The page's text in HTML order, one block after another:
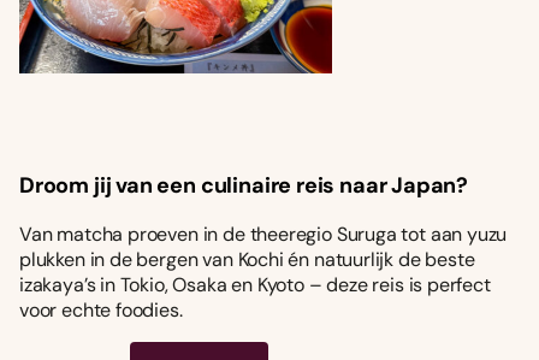
Droom jij van een culinaire reis naar Japan?
Van matcha proeven in de theeregio Suruga tot aan yuzu
plukken in de bergen van Kochi én natuurlijk de beste
izakaya’s in Tokio, Osaka en Kyoto – deze reis is perfect
voor echte foodies.